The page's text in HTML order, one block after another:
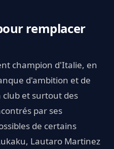
remplacer
champion d'Italie, en
d'ambition et de
et surtout des
par ses
de certains
Lautaro Martinez